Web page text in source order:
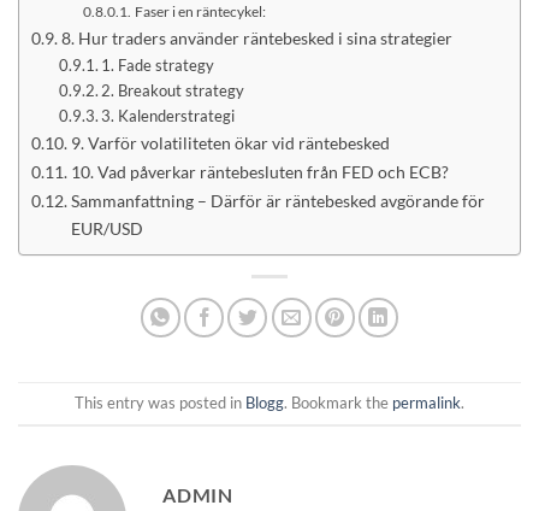
Faser i en räntecykel:
8. Hur traders använder räntebesked i sina strategier
1. Fade strategy
2. Breakout strategy
3. Kalenderstrategi
9. Varför volatiliteten ökar vid räntebesked
10. Vad påverkar räntebesluten från FED och ECB?
Sammanfattning – Därför är räntebesked avgörande för
EUR/USD
This entry was posted in Blogg. Bookmark the permalink.
ADMIN